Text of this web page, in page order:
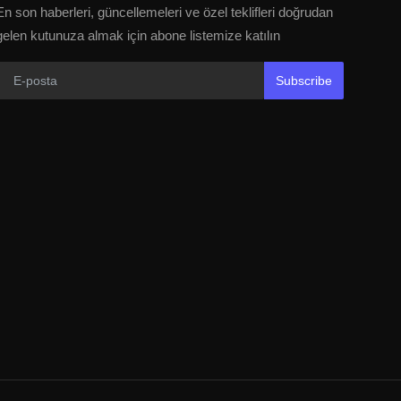
son haberleri, güncellemeleri ve özel teklifleri doğrudan
kutunuza almak için abone listemize katılın
Subscribe